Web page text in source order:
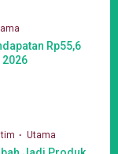
Rp55,6
Utama